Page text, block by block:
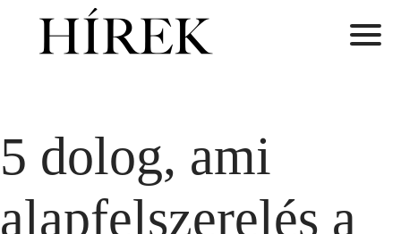
5 dolog, ami
alapfelszerelés a